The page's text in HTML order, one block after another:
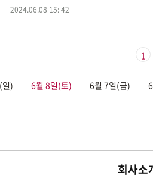
2024.06.08 15: 42
1
) 6월 8일(토) 6월 7일(금)
회사소